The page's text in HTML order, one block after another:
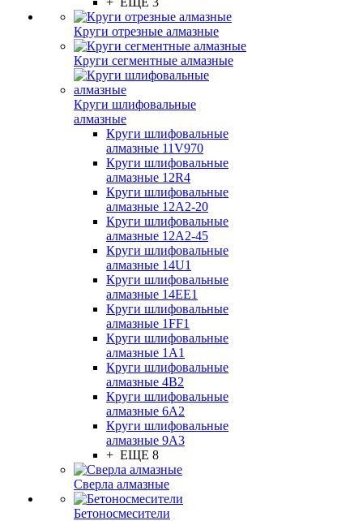
Круги отрезные алмазные
Круги сегментные алмазные
Круги шлифовальные
алмазные
Круги шлифовальные
алмазные 11V970
Круги шлифовальные
алмазные 12R4
Круги шлифовальные
алмазные 12А2-20
Круги шлифовальные
алмазные 12А2-45
Круги шлифовальные
алмазные 14U1
Круги шлифовальные
алмазные 14ЕЕ1
Круги шлифовальные
алмазные 1FF1
Круги шлифовальные
алмазные 1А1
Круги шлифовальные
алмазные 4В2
Круги шлифовальные
алмазные 6A2
Круги шлифовальные
алмазные 9А3
+ ЕЩЕ 8
Сверла алмазные
Бетоносмесители